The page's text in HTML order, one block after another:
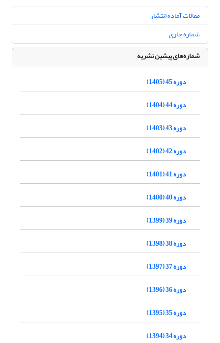
مقالات آماده انتشار
شماره جاری
شماره‌های پیشین نشریه
دوره 45 (1405)
دوره 44 (1404)
دوره 43 (1403)
دوره 42 (1402)
دوره 41 (1401)
دوره 40 (1400)
دوره 39 (1399)
دوره 38 (1398)
دوره 37 (1397)
دوره 36 (1396)
دوره 35 (1395)
دوره 34 (1394)